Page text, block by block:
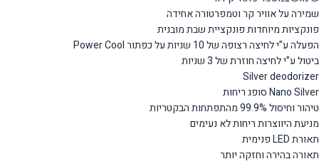
שמירה על אוויר קר וטמפרטורה אחידה
פונקציות מיוחדות פונקציית שבת מובנית
הפעלה ע”י לחיצה רצופה של 10 שניות על כפתור Power Cool
ביטול ע”י לחיצה חוזרת של 3 שניות
Silver deodorizer
Nano Silver סופג ריחות
טיהור וחיסול 99.9% מהתפתחות הבקטריות
מניעת היווצרות ריחות לא נעימים
תאורת LED פנימית
תאורה בהירה וחזקה יותר